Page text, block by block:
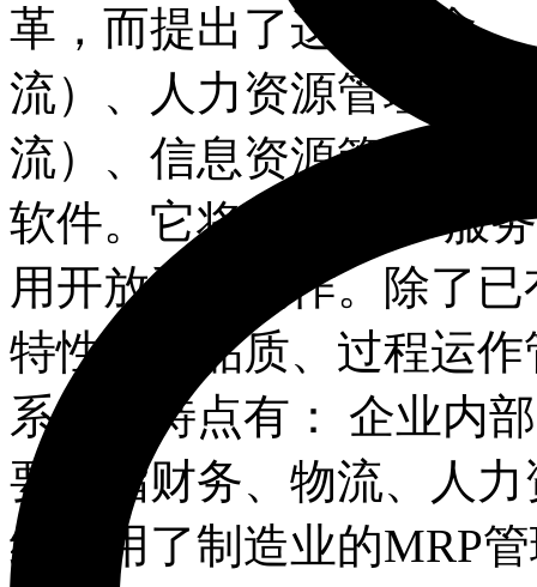
革，而提出了这个概念
流）、人力资源管理（
流）、信息资源管理（
软件。它将包含客户/服
用开放系统制作。除了
特性，如品质、过程运
系统的特点有： 企业内
要是指财务、物流、人
统采用了制造业的MRP